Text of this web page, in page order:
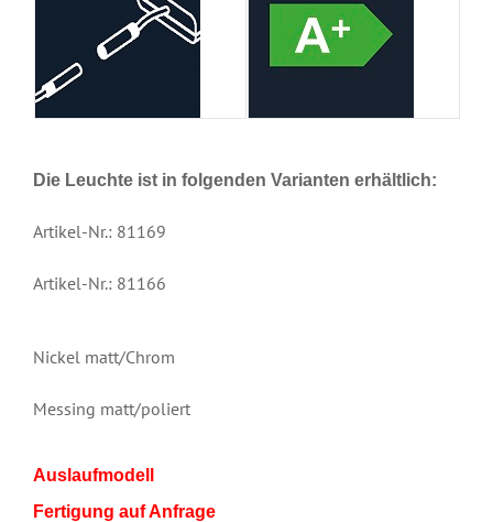
Die Leuchte ist in folgenden Varianten erhältlich:
Artikel-Nr.: 81169
Artikel-Nr.: 81166
Nickel matt/Chrom
Messing matt/poliert
Auslaufmodell
Fertigung auf Anfrage